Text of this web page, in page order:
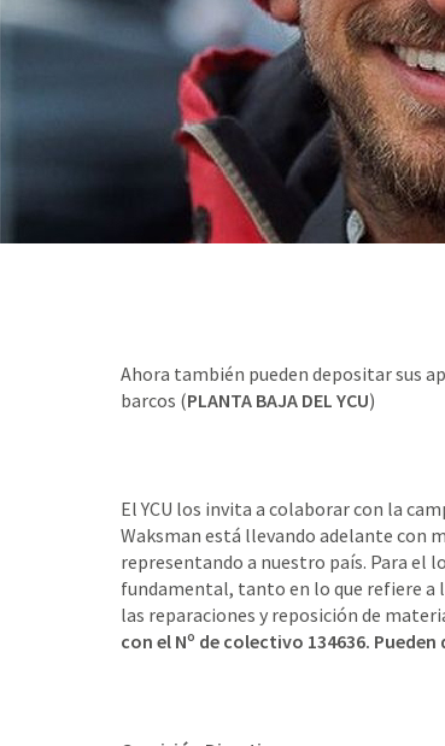
Ahora también pueden depositar sus
barcos (PLANTA BAJA DEL YCU)
El YCU los invita a colaborar con la
Waksman está llevando adelante con
representando a nuestro país. Para el
fundamental, tanto en lo que refiere a
las reparaciones y reposición de
con el Nº de colectivo 134636.